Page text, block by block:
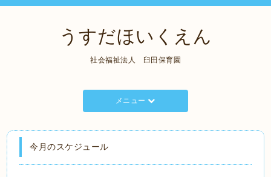
うすだほいくえん
社会福祉法人 臼田保育園
メニュー
今月のスケジュール